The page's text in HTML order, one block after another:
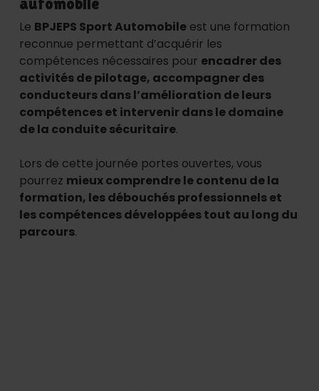
Le BPJEPS Sport Automobileest une formation
reconnue permettant d’acquérir les
compétences nécessaires pour encadrer des
activités de pilotage, accompagner des
conducteurs dans l’amélioration de leurs
compétences et intervenir dans le domaine
de la conduite sécuritaire.
Lors de cette journée portes ouvertes, vous
pourrez mieux comprendre le contenu de la
formation, les débouchés professionnels et
les compétences développées tout au long du
parcours.